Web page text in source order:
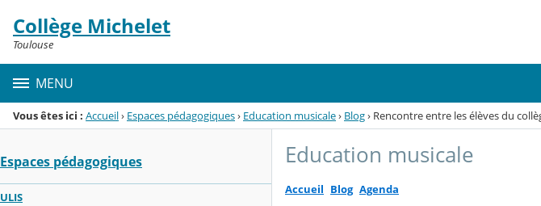
Menu de la rubrique
Contenu
Collège Michelet
Toulouse
MENU
Vous êtes ici : Accueil› Espaces pédagogiques› Education musicale› Blog› Rencontre entre les élèves du
Espaces pédagogiques
ULIS
Education musicale
Accueil Blog Agenda